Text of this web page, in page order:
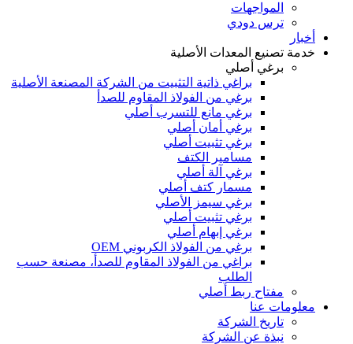
المواجهات
ترس دودي
أخبار
خدمة تصنيع المعدات الأصلية
برغي أصلي
براغي ذاتية التثبيت من الشركة المصنعة الأصلية
برغي من الفولاذ المقاوم للصدأ
برغي مانع للتسرب أصلي
برغي أمان أصلي
برغي تثبيت أصلي
مسامير الكتف
برغي آلة أصلي
مسمار كتف أصلي
برغي سيمز الأصلي
برغي تثبيت أصلي
برغي إبهام أصلي
برغي من الفولاذ الكربوني OEM
براغي من الفولاذ المقاوم للصدأ، مصنعة حسب
الطلب
مفتاح ربط أصلي
معلومات عنا
تاريخ الشركة
نبذة عن الشركة